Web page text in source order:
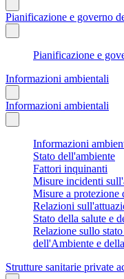
Pianificazione e governo
Pianificazione e
Informazioni ambientali
Informazioni ambientali
Informazioni
Stato dell'ambiente
Fattori inquinanti
Misure incidenti
Misure a protezione
Relazioni
Stato della salute e
Relazione sullo
dell'Ambiente e
Strutture sanitarie private